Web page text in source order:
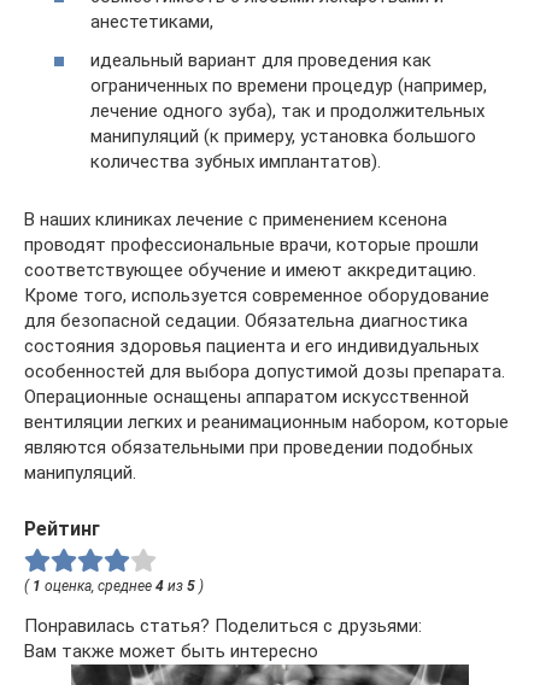
анестетиками,
идеальный вариант для проведения как
ограниченных по времени процедур (например,
лечение одного зуба), так и продолжительных
манипуляций (к примеру, установка большого
количества зубных имплантатов).
В наших клиниках лечение с применением ксенона
проводят профессиональные врачи, которые прошли
соответствующее обучение и имеют аккредитацию.
Кроме того, используется современное оборудование
для безопасной седации. Обязательна диагностика
состояния здоровья пациента и его индивидуальных
особенностей для выбора допустимой дозы препарата.
Операционные оснащены аппаратом искусственной
вентиляции легких и реанимационным набором, которые
являются обязательными при проведении подобных
манипуляций.
Рейтинг
( 1 оценка, среднее 4 из 5 )
Понравилась статья? Поделиться с друзьями:
Вам также может быть интересно